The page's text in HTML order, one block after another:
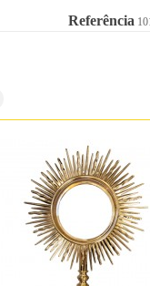
Referência